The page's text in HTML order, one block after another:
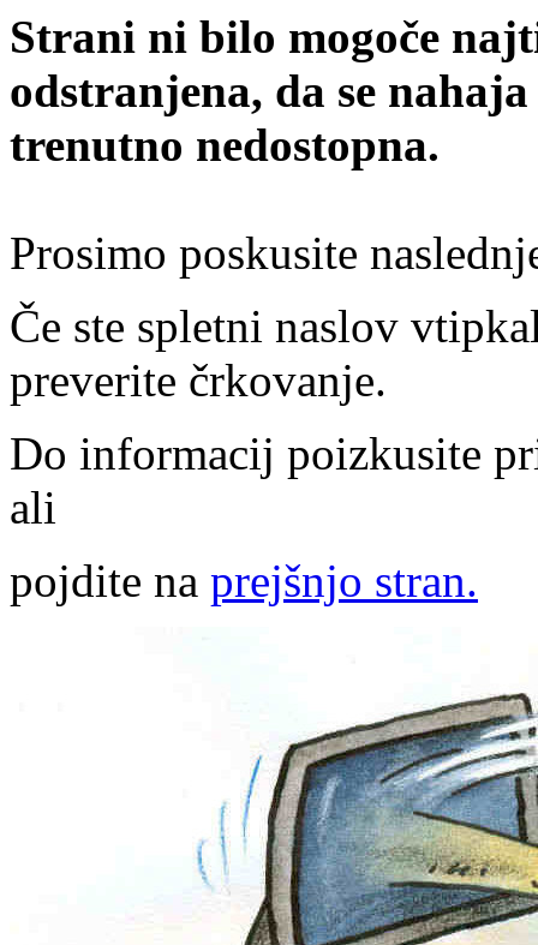
Strani ni bilo mogoče
odstranjena, da se
trenutno nedostopna.
Prosimo poskusite
Če ste spletni naslov
preverite črkovanje.
Do informacij poizkusite
ali
pojdite na prejšnjo stran.